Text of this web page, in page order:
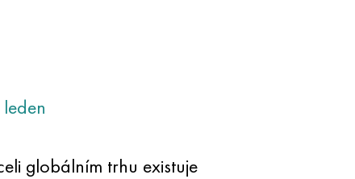
leden
globálním trhu existuje